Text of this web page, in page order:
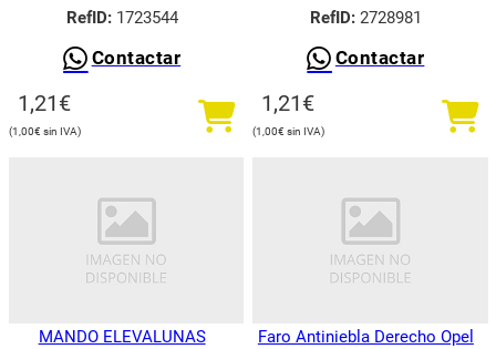
RefID:1723544
Contactar
1,21€
1,00€
RefID:2728981
Contactar
1,21€
1,00€
MANDO ELEVALUNAS
Faro Antiniebla Derecho Opel